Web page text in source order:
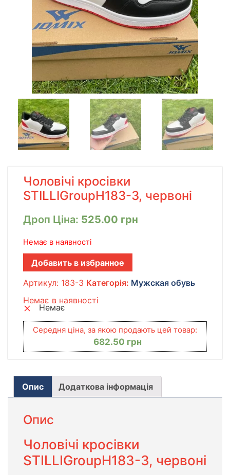
Чоловічі кросівки
STILLIGroupH183-3, червоні
Дроп Ціна: 525.00 грн
Немає в наявності
Добавить в избранное
Артикул: 183-3 Категорія: Мужская обувь
Немає в наявності
Немає
Середня ціна, за якою продають цей товар:
682.50 грн
Опис Додаткова інформація
Опис
Чоловічі кросівки
STILLIGroupH183-3, червоні